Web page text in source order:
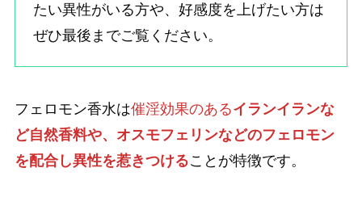
たい異性がいる方や、好感度を上げたい方は
ぜひ最後までご覧ください。
フェロモン香水は催淫効果のあるイランイランな
ど自然香料や、オスモフェリンなどのフェロモン
を配合し異性を惹きつけることが特徴です。